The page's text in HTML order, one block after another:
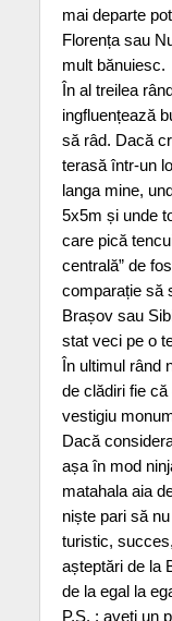
mai departe
Florența sau
mult bănuiesc.
În al treilea
ingfluențează
să râd. Dacă
terasă într-un
langa mine,
5x5m și unde
care pică
centrală” de
comparație să
Brașov sau
stat veci pe o
În ultimul rând
de clădiri fie
vestigiu
Dacă
așa în mod
matahala aia
niște pari să
turistic,
așteptări de la
de la egal la
P.S. : aveți un